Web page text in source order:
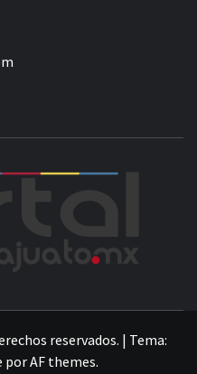
reservados. | Tema:
porAF themes.